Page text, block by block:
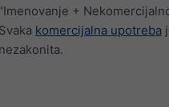
"Imenovanje +
Svaka komercijalna upotreba
nezakonita.